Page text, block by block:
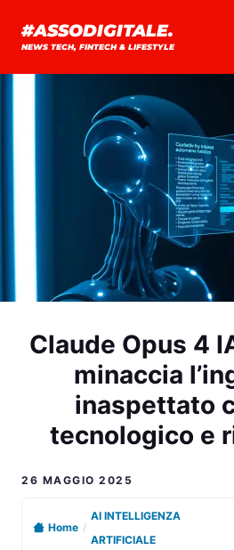
#ASSODIGITALE.
NEWS TECH, FINTECH & LIFESTYLE
Claude Opus 4
minaccia
inaspettato
tecnologico e
26 MAGGIO 2025
Home /
AI INTELLIGENZA
ARTIFICIALE